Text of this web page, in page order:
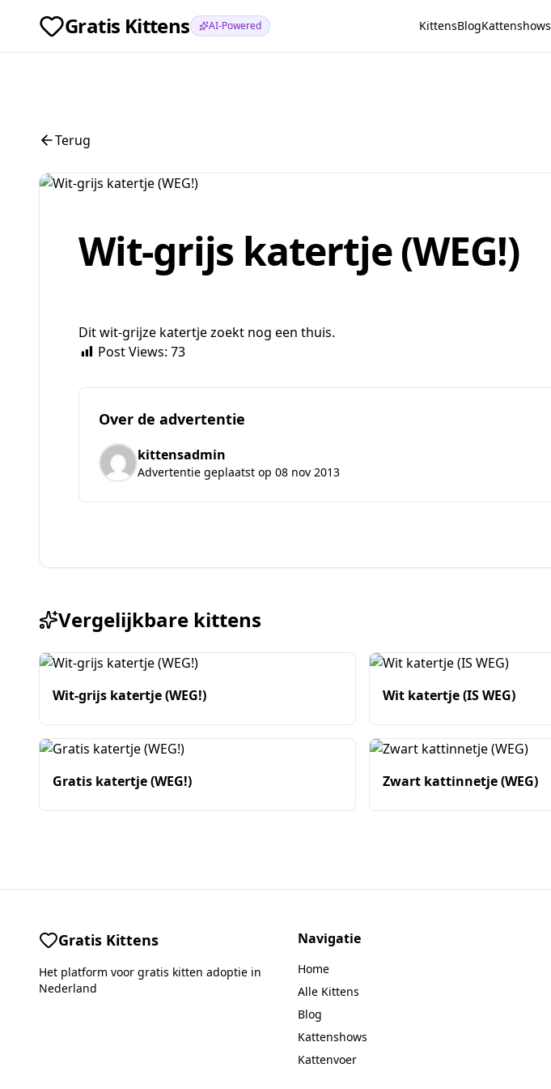
Gratis Kittens AI-Powered KittensBlogKattenshows
Terug
Wit-grijs katertje (WEG!)
Dit wit-grijze katertje zoekt nog een thuis.
Post Views: 73
Over de advertentie
kittensadmin
Advertentie geplaatst op 08 nov 2013
Vergelijkbare kittens
Wit-grijs katertje (WEG!) Wit katertje (IS WEG)
Gratis katertje (WEG!) Zwart kattinnetje (WEG)
Gratis Kittens
Het platform voor gratis kitten adoptie in
Nederland
Navigatie
Home
Alle Kittens
Blog
Kattenshows
Kattenvoer